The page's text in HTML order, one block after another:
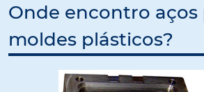
Onde encontro aços
moldes plásticos?